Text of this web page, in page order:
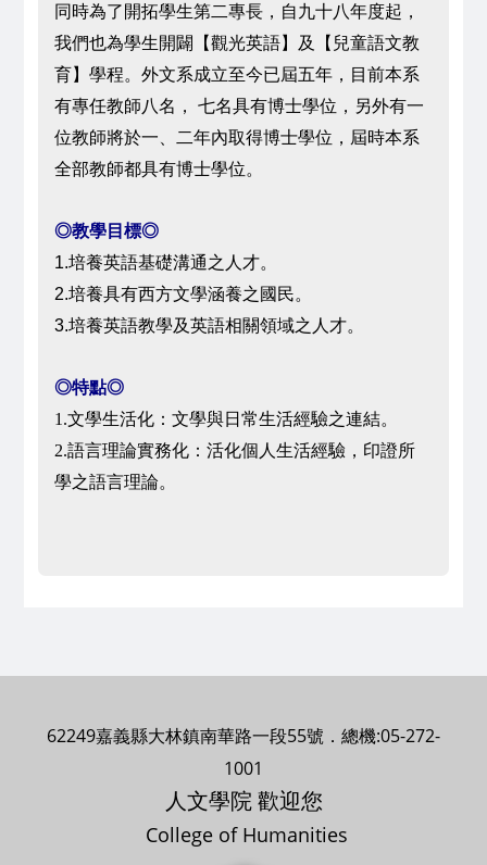
同時為了開拓學生第二專長，自九十八年度起，
我們也為學生開闢【觀光英語】及【兒童語文教
育】學程。外文系成立至今已屆五年，目前本系
有專任教師八名， 七名具有博士學位，另外有一
位教師將於一、二年內取得博士學位，屆時本系
全部教師都具有博士學位。
◎教學目標◎
1.培養英語基礎溝通之人才。
2.培養具有西方文學涵養之國民。
3.培養英語教學及英語相關領域之人才。
◎特點◎
1.文學生活化：文學與日常生活經驗之連結。
2.語言理論實務化：活化個人生活經驗，印證所
學之語言理論。
62249嘉義縣大林鎮南華路一段55號．總機:05-272-
1001
人文學院 歡迎您
College of Humanities